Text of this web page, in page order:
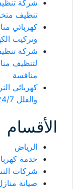
شركة
تنظيف متخصصه 100% لإعادة
كهربائي
وتركيب
لتنظيف
منافسة
كهربائي
والفلل 24/7 باحترافية اتصل الان
الأقسام
الرياض
خدمة
شركات
صيانة